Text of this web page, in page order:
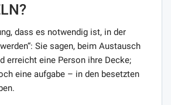
dass es notwendig ist, in der
Sie sagen, beim Austausch
erreicht eine Person ihre Decke;
eine aufgabe – in den besetzten